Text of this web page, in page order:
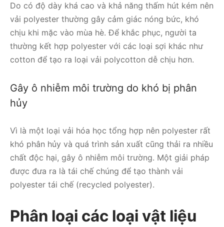
Do có độ dày khá cao và khả năng thấm hút kém nên
vải polyester thường gây cảm giác nóng bức, khó
chịu khi mặc vào mùa hè. Để khắc phục, người ta
thường kết hợp polyester với các loại sợi khác như
cotton để tạo ra loại vải polycotton dễ chịu hơn.
Gây ô nhiễm môi trường do khó bị phân
hủy
Vì là một loại vải hóa học tổng hợp nên polyester rất
khó phân hủy và quá trình sản xuất cũng thải ra nhiều
chất độc hại, gây ô nhiễm môi trường. Một giải pháp
được đưa ra là tái chế chúng để tạo thành vải
polyester tái chế (recycled polyester).
Phân loại các loại vật liệu